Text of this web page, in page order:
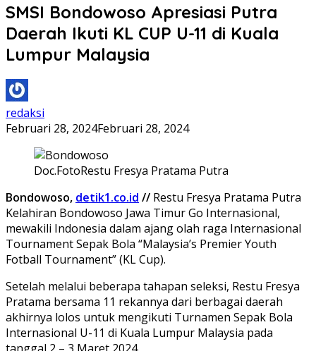
SMSI Bondowoso Apresiasi Putra
Daerah Ikuti KL CUP U-11 di Kuala
Lumpur Malaysia
redaksi
Februari 28, 2024Februari 28, 2024
Doc.FotoRestu Fresya Pratama Putra
Bondowoso, detik1.co.id // Restu Fresya Pratama Putra
Kelahiran Bondowoso Jawa Timur Go Internasional,
mewakili Indonesia dalam ajang olah raga Internasional
Tournament Sepak Bola “Malaysia’s Premier Youth
Fotball Tournament” (KL Cup).
Setelah melalui beberapa tahapan seleksi, Restu Fresya
Pratama bersama 11 rekannya dari berbagai daerah
akhirnya lolos untuk mengikuti Turnamen Sepak Bola
Internasional U-11 di Kuala Lumpur Malaysia pada